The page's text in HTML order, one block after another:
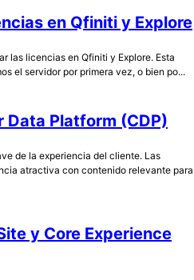
en Qfiniti y Explore
las licencias en Qfiniti y Explore. Esta
el servidor por primera vez, o bien po...
Data Platform (CDP)
de la experiencia del cliente. Las
atractiva con contenido relevante para
y Core Experience